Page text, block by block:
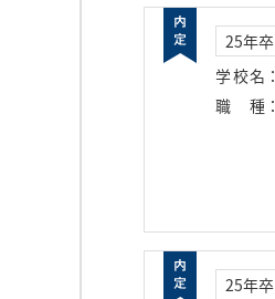
25年卒
学校名 ：
職種 ：
25年卒